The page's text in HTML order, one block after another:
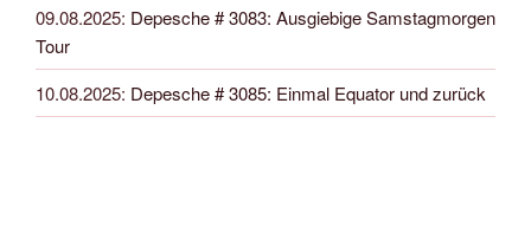
09.08.2025: Depesche # 3083: Ausgiebige Samstagmorgen
Tour
10.08.2025: Depesche # 3085: Einmal Equator und zurück